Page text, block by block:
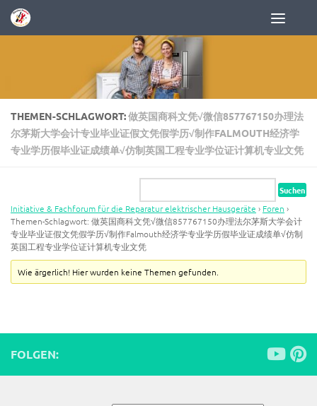
Zum Inhalt springen
THEMEN-SCHLAGWORT:做英国商科文凭√微信857767150办理法
尔茅斯大学会计专业毕业证假文凭假学历√制作FALMOUTH经济学
专业学历假毕业证成绩单√仿制英国工程专业学位证计算机专业文凭
Initiative & Fachforum für die Reparatur elektrischer Hausgeräte › Foren ›
Themen-Schlagwort: 做英国商科文凭√微信857767150办理法尔茅斯大学会计
专业毕业证假文凭假学历√制作Falmouth经济学专业学历假毕业证成绩单√仿制
英国工程专业学位证计算机专业文凭
Wie ärgerlich! Hier wurden keine Themen gefunden.
FOLGEN: